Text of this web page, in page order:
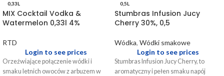
0,33L
MIX Cocktail Vodka &
Watermelon 0,33l 4%
RTD
Login to see prices
Orzeźwiające połączenie wódki i
smaku letnich owoców z arbuzem w
0,5L
Stumbras Infusion Jucy
Cherry 30%, 0,5
Wódka, Wódki smakowe
Login to see prices
Stumbras Infusion Jucy Cherry, to
aromatyczny i pełen smaku napój